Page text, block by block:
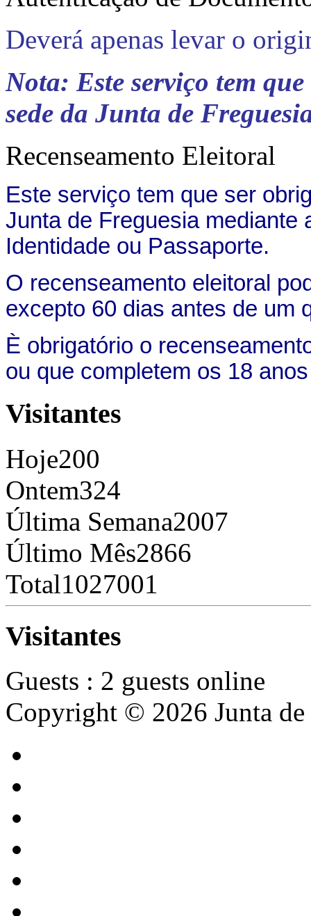
Deverá apenas levar o
Nota: Este serviço tem
sede da Junta de
Recenseamento Eleitoral
Este serviço tem que ser
Junta de Freguesia mediante
Identidade ou Passaporte.
O recenseamento eleitoral
excepto 60 dias antes de um
È obrigatório o
ou que completem os 18
Visitantes
Hoje200
Ontem324
Última Semana2007
Último Mês2866
Total1027001
Visitantes
Guests : 2 guests online
Copyright © 2026 Junta de